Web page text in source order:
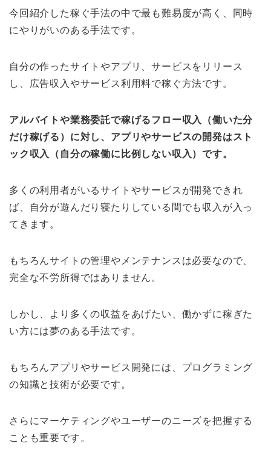
今回紹介した稼ぐ手法の中で最も難易度が高く、同時
にやりがいのある手法です。
自分の作ったサイトやアプリ、サービスをリリース
し、広告収入やサービス利用料で稼ぐ方法です。
アルバイトや業務委託で稼げるフロー収入（働いた分
だけ稼げる）に対し、アプリやサービスの開発はスト
ック収入（自分の稼働に比例しない収入）です。
多くの利用者がいるサイトやサービスが開発できれ
ば、自分が遊んだり寝たりしている間でも収入が入っ
てきます。
もちろんサイトの管理やメンテナンスは必要なので、
完全な不労所得ではありません。
しかし、より多くの収益をあげたい、働かずに稼ぎた
い方には夢のある手法です。
もちろんアプリやサービス開発には、プログラミング
の知識と技術が必要です。
さらにマーケティングやユーザーのニーズを把握する
ことも重要です。